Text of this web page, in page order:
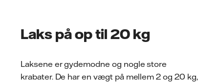
Laks på op til 20 kg
Laksene er gydemodne og nogle store
krabater. De har en vægt på mellem 2 og 20 kg,